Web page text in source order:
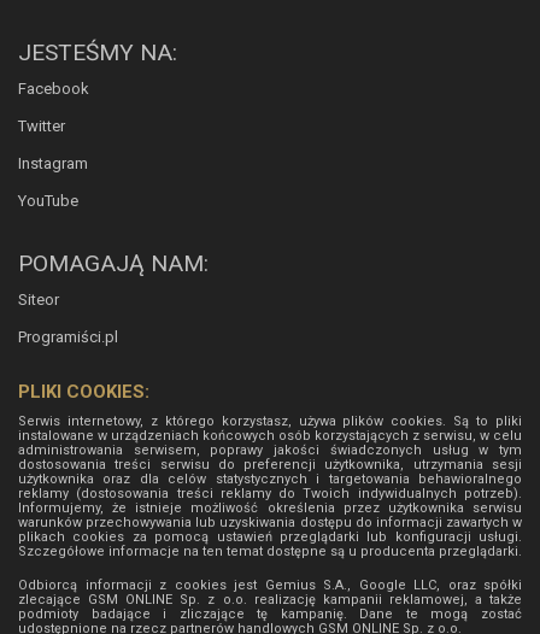
JESTEŚMY NA:
Facebook
Twitter
Instagram
YouTube
POMAGAJĄ NAM:
Siteor
Programiści.pl
PLIKI COOKIES:
Serwis internetowy, z którego korzystasz, używa plików cookies. Są to pliki
instalowane w urządzeniach końcowych osób korzystających z serwisu, w celu
administrowania serwisem, poprawy jakości świadczonych usług w tym
dostosowania treści serwisu do preferencji użytkownika, utrzymania sesji
użytkownika oraz dla celów statystycznych i targetowania behawioralnego
reklamy (dostosowania treści reklamy do Twoich indywidualnych potrzeb).
Informujemy, że istnieje możliwość określenia przez użytkownika serwisu
warunków przechowywania lub uzyskiwania dostępu do informacji zawartych w
plikach cookies za pomocą ustawień przeglądarki lub konfiguracji usługi.
Szczegółowe informacje na ten temat dostępne są u producenta przeglądarki.
Odbiorcą informacji z cookies jest Gemius S.A., Google LLC, oraz spółki
zlecające GSM ONLINE Sp. z o.o. realizację kampanii reklamowej, a także
podmioty badające i zliczające tę kampanię. Dane te mogą zostać
udostępnione na rzecz partnerów handlowych GSM ONLINE Sp. z o.o.